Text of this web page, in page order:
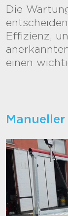
Die
Effizienz,
einen